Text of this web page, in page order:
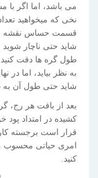
می باشد، اما اگر
نخی که میخواهید
قسمت حساس نقشه
شاید حتی ناچار شوید
طول گره ها دقت کنید.
به نظر بیاید، اما در
شاید حتی طول آن به 5 سانت هم برسد!
بعد از بافت هر رج،
کشیده در امتداد پود
قرار است برجسته
امری حیاتی محسوب
کنید.